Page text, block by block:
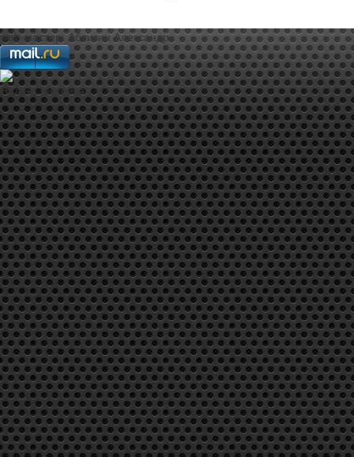
web-мастер:Аблизин Александр